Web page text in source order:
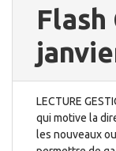
Flash
LECTURE
qui motive la
les nouveaux